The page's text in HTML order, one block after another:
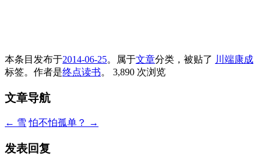
本条目发布于2014-06-25。属于文章分类，被贴了 川端康成
标签。 作者是终点读书。 3,890 次浏览
文章导航
← 雪 怕不怕孤单？ →
发表回复